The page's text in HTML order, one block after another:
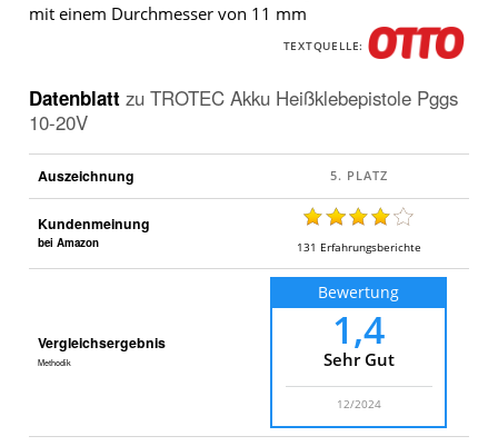
mit einem Durchmesser von 11 mm
TEXTQUELLE:
Datenblatt zu TROTEC Akku Heißklebepistole Pggs
10-20V
Auszeichnung
Kundenmeinung
bei Amazon 131 Erfahrungsberichte
Vergleichsergebnis
Methodik
Bewertung
1,4
Sehr Gut
12/2024